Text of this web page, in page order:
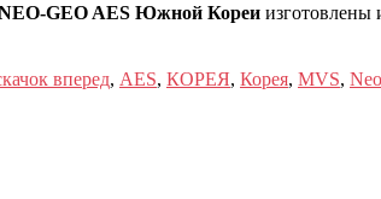
GEO AES Южной Кореи изготовлены
вперед, AES, КОРЕЯ, Корея, MVS,